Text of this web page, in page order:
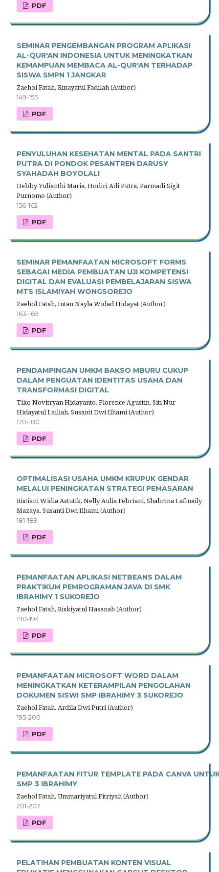
PDF
SEMINAR PENGEMBANGAN PROGRAM APLIKASI
AL-QUR'AN INDONESIA UNTUK MENINGKATKAN
KEMAMPUAN MEMBACA AL-QUR'AN TERHADAP
SISWA SMPN 1 JANGKAR
Zaehol Fatah, Rinayatul Fadilah (Author)
149-155
PDF
PENYULUHAN KESEHATAN MENTAL PADA SANTRI
PUTRA DI PONDOK PESANTREN DARUSY
SYAHADAH BOYOLALI
Debby Yulianthi Maria, Hodiri Adi Putra, Parmadi Sigit
Purnomo (Author)
156-162
PDF
SEMINAR PEMANFAATAN MICROSOFT FORMS
SEBAGAI MEDIA PEMBUATAN UJI KOMPETENSI
DIGITAL DAN EVALUASI PEMBELAJARAN SISWA
MTS ISLAMIYAH WONGSOREJO
Zaehol Fatah, Intan Nayla Widad Hidayat (Author)
163-169
PDF
PENDAMPINGAN UMKM BAKSO MBURU CUKUP
DALAM PENGUATAN IDENTITAS USAHA DAN
TRANSFORMASI DIGITAL
Tiko Novitryan Hidayanto, Florence Agustin, Siti Nur
Hidayatul Lailiah, Susanti Dwi Ilhami (Author)
170-180
PDF
OPTIMALISASI USAHA UMKM KRUPUK GENDAR
MELALUI PENINGKATAN STRATEGI PEMASARAN
Ristiani Widia Astutik, Nelly Aulia Febriani, Shabrina Lafinaily
Mazaya, Susanti Dwi Ilhami (Author)
181-189
PDF
PEMANFAATAN APLIKASI NETBEANS DALAM
PRAKTIKUM PEMROGRAMAN JAVA DI SMK
IBRAHIMY 1 SUKOREJO
Zaehol Fatah, Riskiyatul Hasanah (Author)
190-194
PDF
PEMANFAATAN MICROSOFT WORD DALAM
MENINGKATKAN KETERAMPILAN PENGOLAHAN
DOKUMEN SISWI SMP IBRAHIMY 3 SUKOREJO
Zaehol Fatah, Ardila Dwi Putri (Author)
195-200
PDF
PEMANFAATAN FITUR TEMPLATE PADA CANVA
SMP 3 IBRAHIMY
Zaehol Fatah, Ummariyatul Fitriyah (Author)
201-207
PDF
PELATIHAN PEMBUATAN KONTEN VISUAL